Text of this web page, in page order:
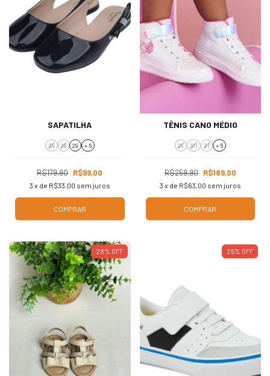
SAPATILHA
34 28 29 + 6
R$179,90 R$99,00
3 x de R$33,00 sem juros
COMPRAR
TÊNIS CANO MÉDIO
29 30 31 + 6
R$259,90 R$189,00
3 x de R$63,00 sem juros
COMPRAR
28% OFF 25% OFF